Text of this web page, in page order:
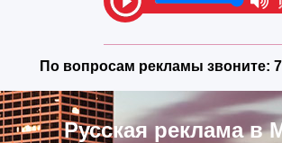
По вопросам рекламы звоните:
Русская реклама в